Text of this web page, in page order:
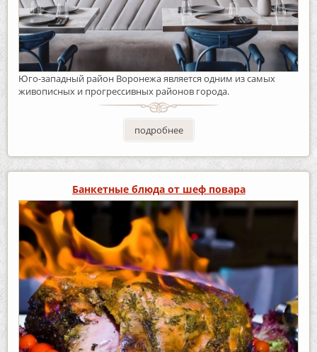
Юго-западный район Воронежа является одним из самых
живописных и прогрессивных районов города.
подробнее
Банкетные блюда от шеф повара